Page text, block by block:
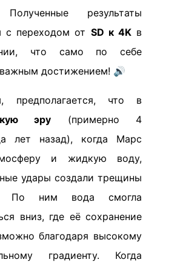
результаты
с переходом от SD к 4Kв
что само по себе
важным достижением! 🔊
предполагается, что в
эру (примерно 4
лет назад), когда Марс
и жидкую воду,
удары создали трещины
По ним вода смогла
вниз, где её сохранение
благодаря высокому
градиенту. Когда